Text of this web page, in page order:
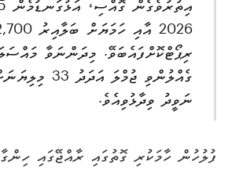
ރިޕޯޓްކޮށްފައެބަވޭ. މިދަންނަވާ
ގެއްލުންވި ޖުމްލަ
ނަވީދު ވިދާޅުވިއެވެ.